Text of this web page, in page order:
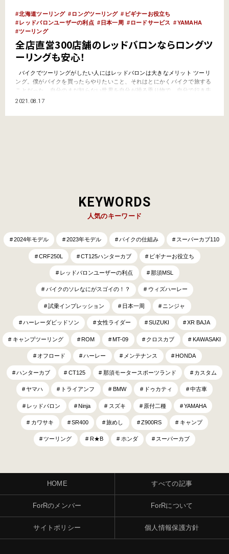
北海道ツーリング ロングツーリング
ビギナーお役立ち
レッドバロンユーザーの利点
日本一周 ロードサービス
YAMAHA
ツーリング
全店直営300店舗のレッドバロンならロングツ
ーリングも安心！
バイクでツーリングがしたい人にはレッドバロンは大きなメリット ツーリ
ング。僕がバイクを買ったらやりたいこと、それはとにかくバイクで旅する
ことだった。自分のまだ知らない世界を自分が操る乗り物で、自分で行き先
を決めて走るそんな“自由な旅”がしたかったのだ。 公共交通機関ではなく、
校生の頃から自転車でやっていた。…
2021.08.17
KEYWORDS
人気のキーワード
2024年モデル 2023年モデル バイクの仕組み スーパーカブ110
CRF250L CT125ハンターカブ ビギナーお役立ち
レッドバロンユーザーの利点 那須MSL
バイクのソレなにがスゴイの！？ ウィズハーレー
試乗インプレッション 日本一周 ニンジャ
ハーレーダビッドソン 女性ライダー SUZUKI XR BAJA
キャンプツーリング ROM MT-09 クロスカブ KAWASAKI
オフロード ハーレー メンテナンス HONDA
ハンターカブ CT125 那須モータースポーツランド カスタム
ヤマハ トライアンフ BMW ドゥカティ 中古車
レッドバロン Ninja スズキ 原付二種 YAMAHA
カワサキ SR400 旅めし Z900RS キャンプ
ツーリング R★B ホンダ スーパーカブ
HOME すべての記事
ForRのメンバー ForRについて
サイトポリシー 個人情報保護方針